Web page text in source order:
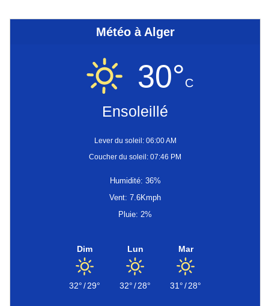
Météo à Alger
30°C
Ensoleillé
Lever du soleil: 06:00 AM
Coucher du soleil: 07:46 PM
Humidité: 36%
Vent: 7.6Kmph
Pluie: 2%
Dim
32°/29°
Lun
32°/28°
Mar
31°/28°